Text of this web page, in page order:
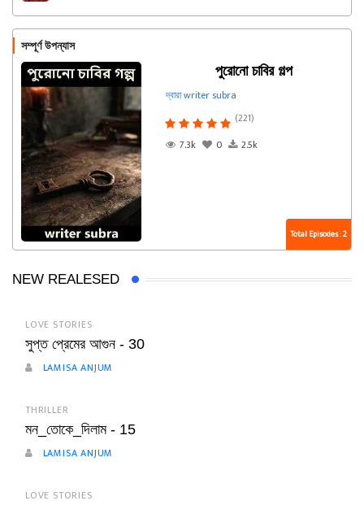
সম্পূর্ণ উপন্যাস
পুরোনো চাবির গল্প
দ্বারা writer subra
(221)
7.3k
0 2.5k
Total Episodes : 2
NEW REALESED
LOVE STORIES
সুপ্ত প্রেমের আগুন - 30
LAMISA ANJUM
THRILLER
মন_তোকে_দিলাম - 15
LAMISA ANJUM
LOVE STORIES